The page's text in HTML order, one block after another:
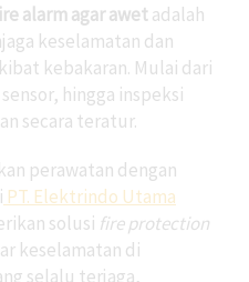
alarm agar awet adalah
keselamatan dan
kebakaran. Mulai dari
hingga inspeksi
secara teratur.
perawatan dengan
PT. Elektrindo Utama
solusi fire protection
keselamatan di
selalu terjaga,